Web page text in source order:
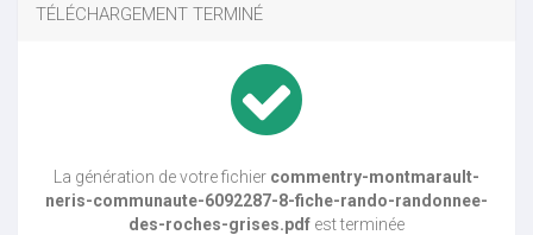
TÉLÉCHARGEMENT TERMINÉ
La génération de votre fichier commentry-montmarault-
neris-communaute-6092287-8-fiche-rando-randonnee-
des-roches-grises.pdf est terminée